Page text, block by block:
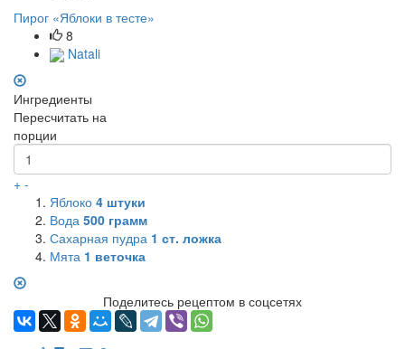
Пирог «Яблоки в тесте»
8
Natali
Ингредиенты
Пересчитать на
порции
+ -
Яблоко 4 штуки
Вода 500 грамм
Сахарная пудра 1 ст. ложка
Мята 1 веточка
Поделитесь рецептом в соцсетях